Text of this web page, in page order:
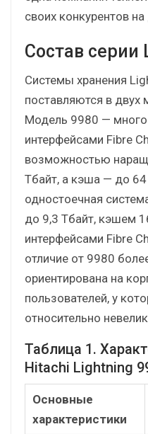
своих конкурентов
Состав серии
Системы хранения
поставляются в двух
Модель 9980 —
интерфейсами Fibre
возможностью
Тбайт, а кэша — до
одностоечная
до 9,3 Тбайт, кэшем
интерфейсами Fibre
отличие от 9980
ориентирована на
пользователей, у
относительно
Таблица 1.
Hitachi Lightning
Основные
характеристики